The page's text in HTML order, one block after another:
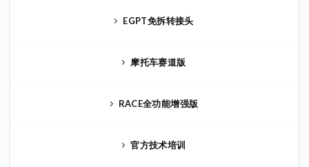
EGPT免拆转接头
摩托车赛道版
RACE全功能增强版
官方技术培训